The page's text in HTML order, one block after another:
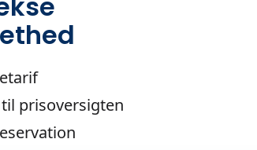
prisoversigten